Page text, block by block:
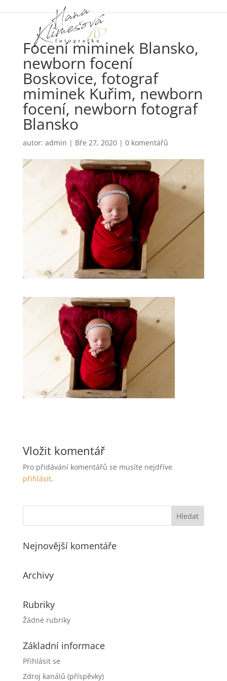
Focení miminek Blansko,
newborn focení
Boskovice, fotograf
miminek Kuřim, newborn
focení, newborn fotograf
Blansko
autor: admin | Bře 27, 2020| 0 komentářů
Vložit komentář
Pro přidávání komentářů se musíte nejdříve
přihlásit.
Nejnovější komentáře
Archivy
Rubriky
Žádné rubriky
Základní informace
Přihlásit se
Zdroj kanálů (příspěvky)